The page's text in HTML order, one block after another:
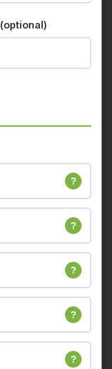
(optional)
?
?
?
?
?